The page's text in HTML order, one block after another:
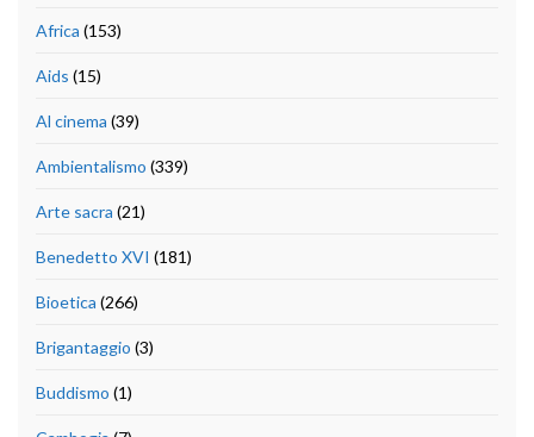
Africa (153)
Aids (15)
Al cinema (39)
Ambientalismo (339)
Arte sacra (21)
Benedetto XVI (181)
Bioetica (266)
Brigantaggio (3)
Buddismo (1)